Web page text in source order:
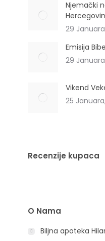
Njemački
29
Emisija
29
Vikend
25
Recenzije kupaca
O Nama
Biljna apoteka